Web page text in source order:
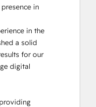
in
in the
a solid
for our
digital